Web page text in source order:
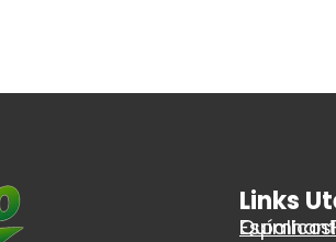
Links
Químicos